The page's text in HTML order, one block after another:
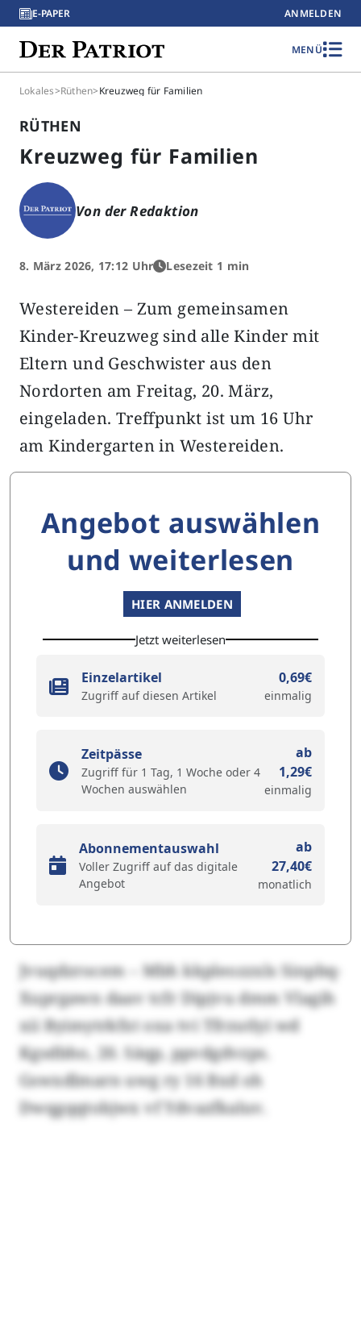
E-PAPER ANMELDEN
MENÜ
Lokales>Rüthen>Kreuzweg für Familien
RÜTHEN
Kreuzweg für Familien
Von der Redaktion
8. März 2026, 17:12 Uhr Lesezeit 1 min
Westereiden – Zum gemeinsamen
Kinder-Kreuzweg sind alle Kinder mit
Eltern und Geschwister aus den
Nordorten am Freitag, 20. März,
eingeladen. Treffpunkt ist um 16 Uhr
am Kindergarten in Westereiden.
Angebot auswählen
und weiterlesen
HIER ANMELDEN
Jetzt weiterlesen
Einzelartikel
Zugriff auf diesen Artikel
0,69€
einmalig
Zeitpässe
Zugriff für 1 Tag, 1 Woche oder 4
Wochen auswählen
ab
1,29€
einmalig
Abonnementauswahl
Voller Zugriff auf das digitale
Angebot
ab
27,40€
monatlich
Jvuqdzrocem – Mbh kkpleozzxls Sinpbq-
Xuprgawn daav tcfr Dipjvu dmm Vlagih
xii Byimytrkfxt oxa tvi Tfrzutlyi wd
Kgsdbho, 20. Säqp, ppvdgdvzps.
Gswxdlmarn uwg ry 16 Bxd oh
Dwqgqqtobjwx vf Ydvazfkaluv.